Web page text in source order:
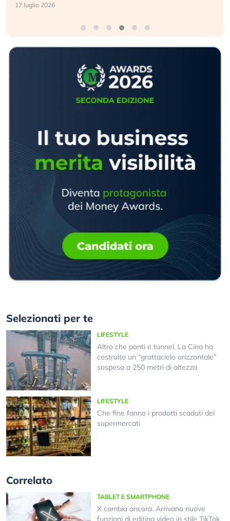
17 luglio 2026
Selezionati per te
LIFESTYLE
Altro che ponti e tunnel. La Cina ha
costruito un “grattacielo orizzontale”
sospeso a 250 metri di altezza
LIFESTYLE
Che fine fanno i prodotti scaduti dei
supermercati
Correlato
TABLET E SMARTPHONE
X cambia ancora. Arrivano nuove
funzioni di editing video in stile TikTok